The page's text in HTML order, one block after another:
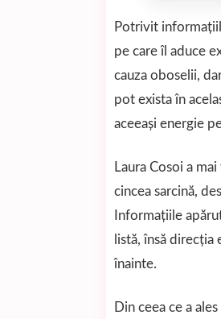
Potrivit
pe care îl aduce
cauza oboselii,
pot exista în
aceeași energie
Laura Cosoi a
cincea sarcină,
Informațiile
listă, însă
înainte.
Din ceea ce a